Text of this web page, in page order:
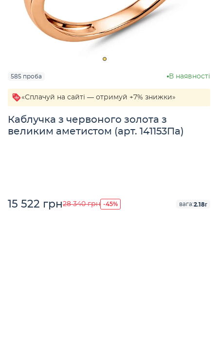
585 проба В наявності
«Сплачуй на сайті — отримуй +7% знижки»
Каблучка з червоного золота з
великим аметистом (арт. 141153Па)
15 522 грн28 340 грн -45% вага:2.18г